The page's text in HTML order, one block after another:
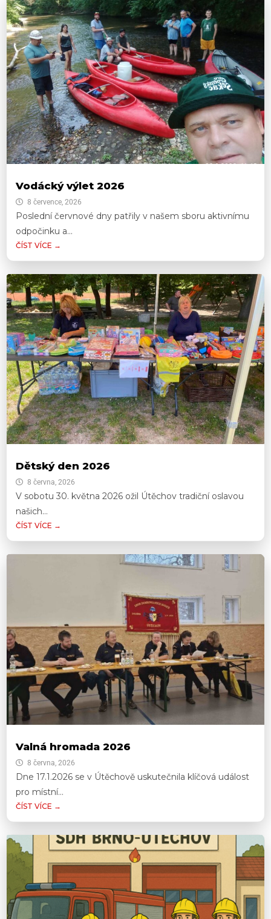
Vodácký výlet 2026
8 července, 2026
Poslední červnové dny patřily v našem sboru aktivnímu
odpočinku a...
ČÍST VÍCE →
Dětský den 2026
8 června, 2026
V sobotu 30. května 2026 ožil Útěchov tradiční oslavou
našich...
ČÍST VÍCE →
Valná hromada 2026
8 června, 2026
Dne 17.1.2026 se v Útěchově uskutečnila klíčová událost
pro místní...
ČÍST VÍCE →